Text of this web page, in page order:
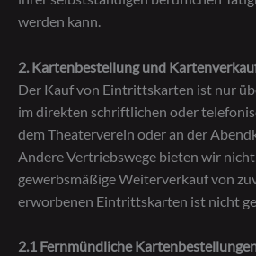
werden kann.
2. Kartenbestellung und
Der Kauf von Eintrittskarten ist nur
im direkten schriftlichen oder
dem Theaterverein oder an der
Andere Vertriebswege bieten wir
gewerbsmäßige Weiterverkauf von
erworbenen Eintrittskarten ist nicht
2.1 Fernmündliche